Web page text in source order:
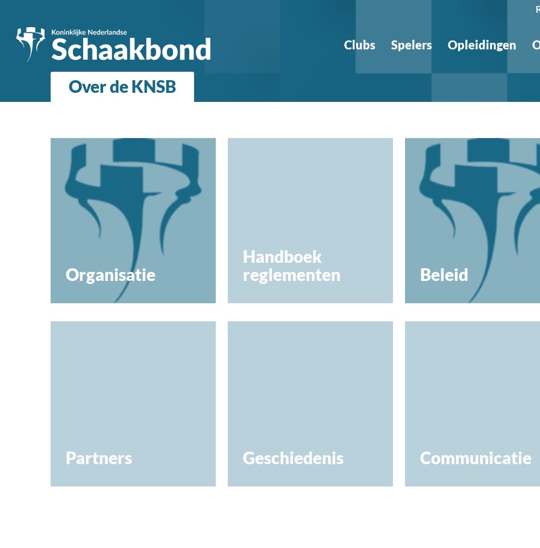
Clubs Spelers Opleidingen
Over de KNSB
Organisatie
Handboek
reglementen
Beleid
Partners Geschiedenis Communicatie